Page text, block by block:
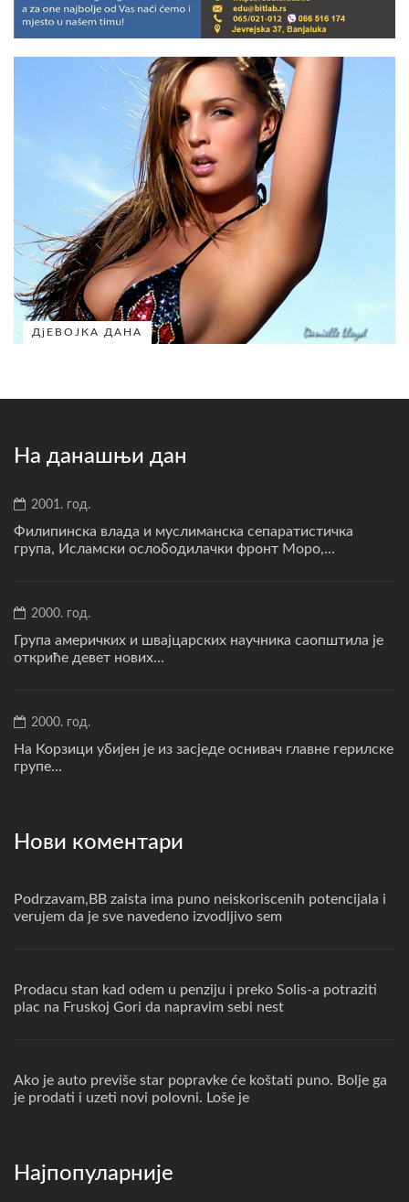
ДјЕВОЈКА ДАНА
На данашњи дан
2001. год.
Филипинска влада и муслиманска сепаратистичка
група, Исламски ослободилачки фронт Моро,...
2000. год.
Група америчких и швајцарских научника саопштила је
откриће девет нових...
2000. год.
На Корзици убијен је из засједе оснивач главне герилске
групе...
Нови коментари
Podrzavam,BB zaista ima puno neiskoriscenih potencijala i
verujem da je sve navedeno izvodljivo sem
Prodacu stan kad odem u penziju i preko Solis-a potraziti
plac na Fruskoj Gori da napravim sebi nest
Ako je auto previše star popravke će koštati puno. Bolje ga
je prodati i uzeti novi polovni. Loše je
Најпопуларније